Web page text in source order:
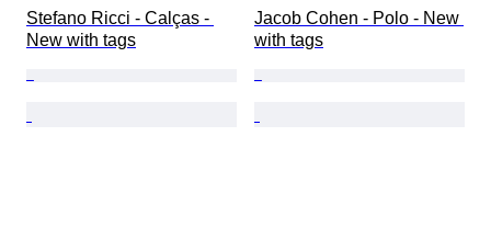
Stefano Ricci - Calças -
New with tags
Jacob Cohen - Polo - New
with tags